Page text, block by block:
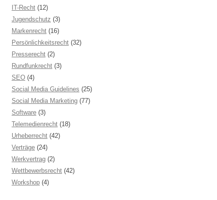
IT-Recht (12)
Jugendschutz (3)
Markenrecht (16)
Persönlichkeitsrecht (32)
Presserecht (2)
Rundfunkrecht (3)
SEO (4)
Social Media Guidelines (25)
Social Media Marketing (77)
Software (3)
Telemedienrecht (18)
Urheberrecht (42)
Verträge (24)
Werkvertrag (2)
Wettbewerbsrecht (42)
Workshop (4)